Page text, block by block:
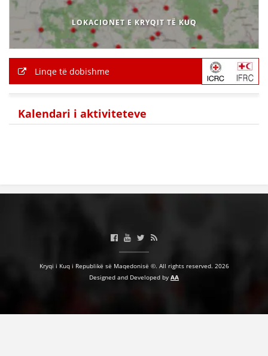
VEPRIMTARI
LOKACIONET E KRYQIT TË KUQ
Linqe të dobishme
Kalendari i aktiviteteve
Kryqi i Kuq i Republikë së Maqedonisë ©. All rights reserved. 2026
Designed and Developed by AA